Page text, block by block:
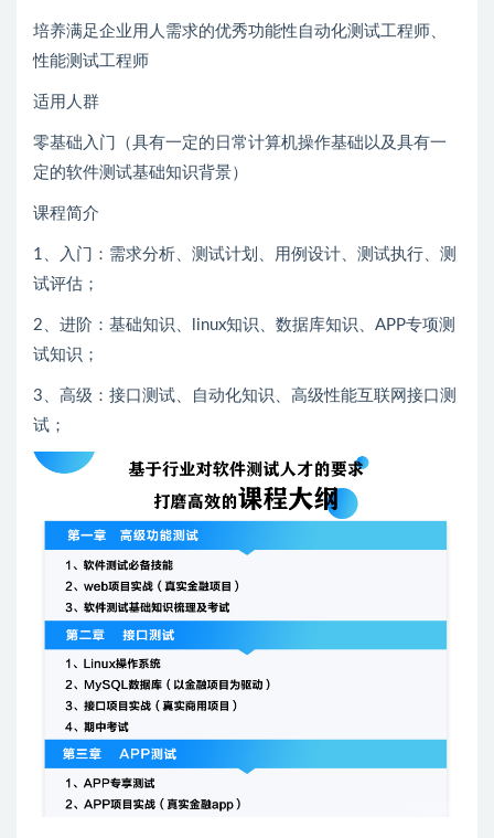
培养满足企业用人需求的优秀功能性自动化测试工程师、
性能测试工程师
适用人群
零基础入门（具有一定的日常计算机操作基础以及具有一
定的软件测试基础知识背景）
课程简介
1、入门：需求分析、测试计划、用例设计、测试执行、测
试评估；
2、进阶：基础知识、linux知识、数据库知识、APP专项测
试知识；
3、高级：接口测试、自动化知识、高级性能互联网接口测
试；